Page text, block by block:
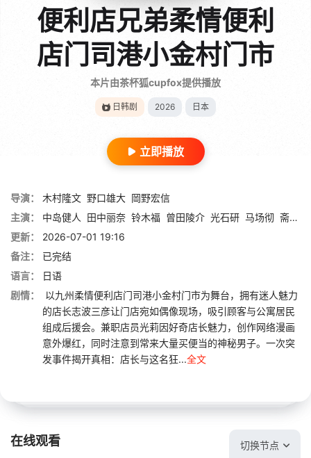
便利店兄弟柔情便利
店门司港小金村门市
本片由茶杯狐cupfox提供播放
日韩剧 2026 日本
立即播放
导演： 木村隆文 野口雄大 岡野宏信
主演：
中岛健人 田中丽奈 铃木福 曾田陵介 光石研 马场彻 斋藤润
更新：
2026-07-01 19:16
备注：
已完结
语言：
日语
剧情：
以九州柔情便利店门司港小金村门市为舞台，拥有迷人魅力
的店长志波三彦让门店宛如偶像现场，吸引顾客与公寓居民
组成后援会。兼职店员光莉因好奇店长魅力，创作网络漫画
意外爆红，同时注意到常来大量买便当的神秘男子。一次突
发事件揭开真相：店长与这名狂...全文
在线观看 切换节点